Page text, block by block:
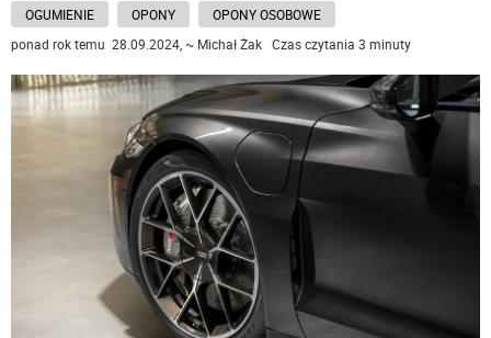
OGUMIENIE OPONY
OPONY OSOBOWE
ponad rok temu 28.09.2024, ~ Michał Żak Czas czytania 3 minuty